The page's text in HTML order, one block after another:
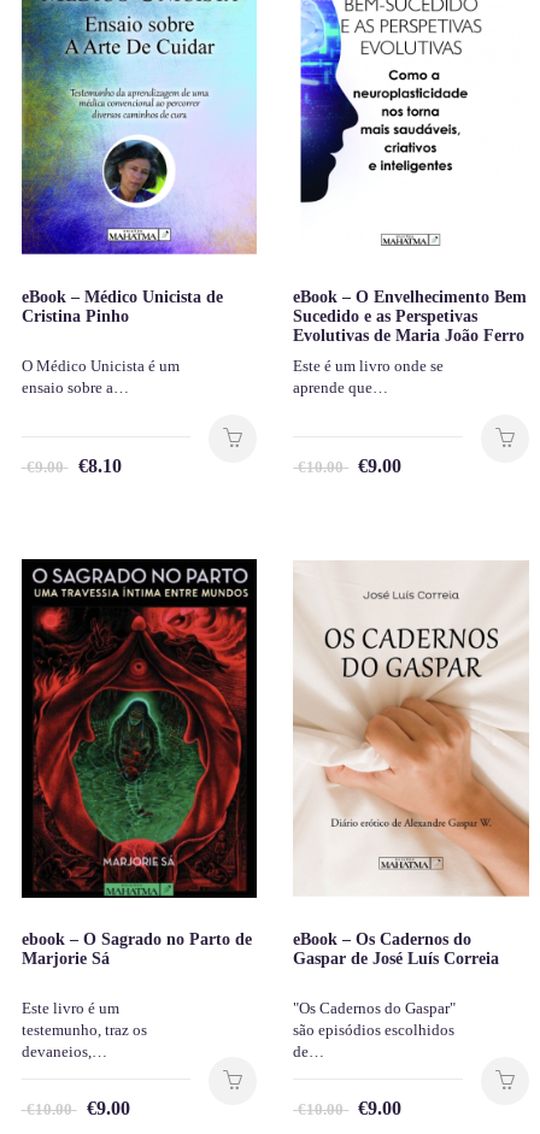
eBook – Médico Unicista de
Cristina Pinho
O Médico Unicista é um
ensaio sobre a…
€9.00 €8.10
eBook – O Envelhecimento Bem
Sucedido e as Perspetivas
Evolutivas de Maria João Ferro
Este é um livro onde se
aprende que…
€10.00 €9.00
ebook – O Sagrado no Parto de
Marjorie Sá
Este livro é um
testemunho, traz os
devaneios,…
€10.00 €9.00
eBook – Os Cadernos do
Gaspar de José Luís Correia
"Os Cadernos do Gaspar"
são episódios escolhidos
de…
€10.00 €9.00